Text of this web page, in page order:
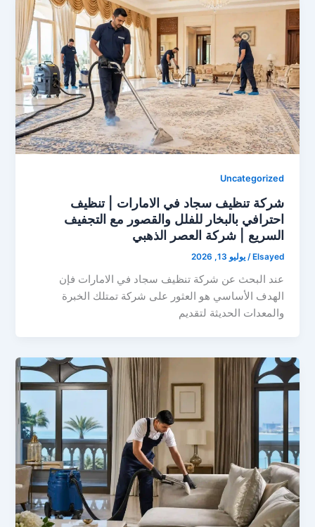
Uncategorized
شركة تنظيف سجاد في الامارات | تنظيف
احترافي بالبخار للفلل والقصور مع التجفيف
السريع | شركة العصر الذهبي
Elsayed
/يوليو 13, 2026
عند البحث عن شركة تنظيف سجاد في الامارات فإن
الهدف الأساسي هو العثور على شركة تمتلك الخبرة
والمعدات الحديثة لتقديم